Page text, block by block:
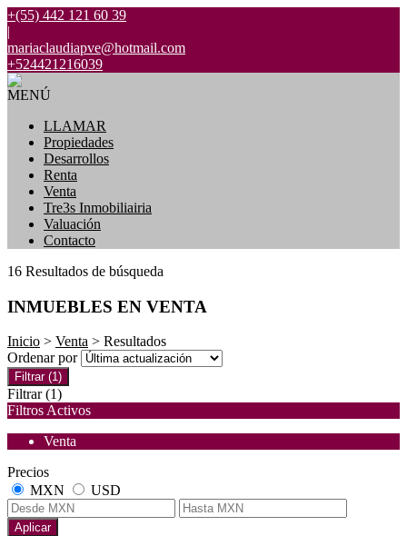
+(55) 442 121 60 39
|
mariaclaudiapve@hotmail.com
+524421216039
MENÚ
LLAMAR
Propiedades
Desarrollos
Renta
Venta
Tre3s Inmobiliairia
Valuación
Contacto
16 Resultados de búsqueda
INMUEBLES EN VENTA
Inicio > Venta > Resultados
Ordenar por
Filtrar (1)
Filtrar (1)
Filtros Activos
Venta
Precios
MXN
USD
Aplicar